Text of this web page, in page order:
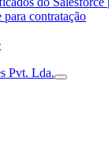
contratação
Pvt. Lda.